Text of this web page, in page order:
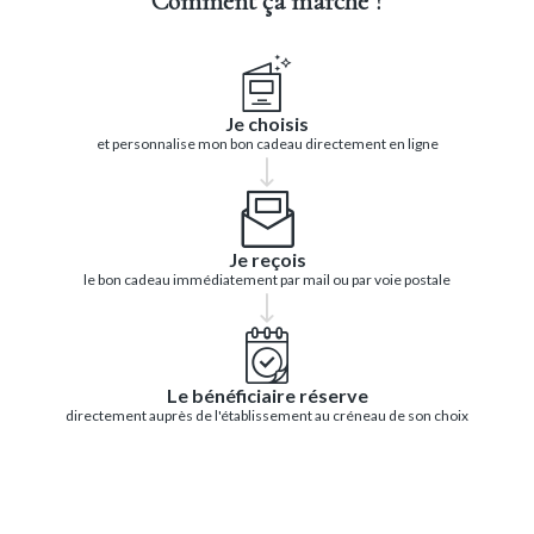
Je choisis
et personnalise mon bon cadeau directement en ligne
Je reçois
le bon cadeau immédiatement par mail ou par voie postale
Le bénéficiaire réserve
directement auprès de l'établissement au créneau de son choix